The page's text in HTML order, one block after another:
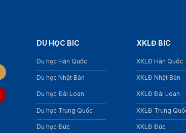
DU HỌC BIC
Du học Hàn Quốc
Du học Nhật Bản
Du học Đài Loan
Du học Trung Quốc
Du học Đức
XKLĐ BIC
XKLĐ Hàn Quốc
XKLĐ Nhật Bản
XKLĐ Đài Loan
XKLĐ Trung
XKLĐ Đức